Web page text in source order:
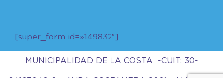
[super_form id=»149832″]
MUNICIPALIDAD DE LA COSTA -CUIT: 30-